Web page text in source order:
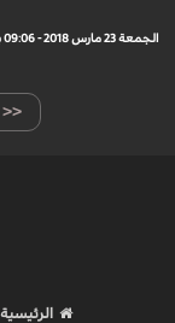
الجمعة 23 مارس 2018 - 09:06 بتوقيت مكة
<<
الرئيسية